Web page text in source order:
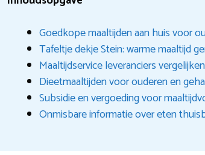
Goedkope maaltijden aan huis voor
Tafeltje dekje Stein: warme maaltijd
Maaltijdservice leveranciers vergelijken
Dieetmaaltijden voor ouderen en
Subsidie en vergoeding voor
Onmisbare informatie over eten